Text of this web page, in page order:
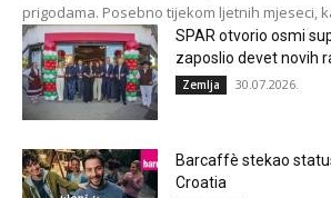
prigodama. Posebno tijekom ljetnih mjeseci,
SPAR otvorio osmi
zaposlio devet novih
Zemlja 30.07.2026.
Barcaffè stekao
Croatia